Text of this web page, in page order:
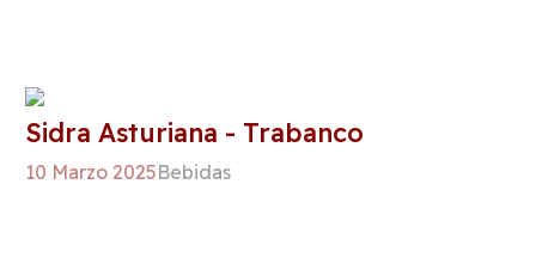
Sidra Asturiana - Trabanco
10 Marzo 2025Bebidas